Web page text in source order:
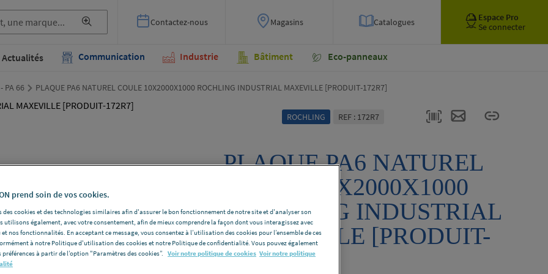
Contactez-nous Magasins Catalogues
Espace Pro
Se connecter
Actualités Communication Industrie Bâtiment Eco-panneaux
PA 66 PLAQUE PA6 NATUREL COULE 10X2000X1000 ROCHLING INDUSTRIAL MAXEVILLE [PRODUIT-172R7]
ROCHLING REF : 172R7
PLAQUE PA6 NATUREL
COULE 10X2000X1000
ROCHLING INDUSTRIAL
MAXEVILLE [PRODUIT-
172R7]
prend soin de vos cookies.
des cookies et des technologies similaires afin d'assurer le bon fonctionnement de notre site et d'analyser son
utilisons également, avec votre consentement, afin de mieux comprendre la façon dont vous interagissez avec
nos fonctionnalités. En acceptant ce message, vous consentez à l’utilisation des cookies pour l’ensemble de ces
à notre Politique d'utilisation des cookies et notre Politique de confidentialité. Vous pouvez également
à partir de l’option "Paramètres des cookies”.
Voir notre politique de cookies Voir notre politique